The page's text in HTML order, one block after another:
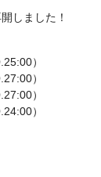
しました！
）
）
）
）